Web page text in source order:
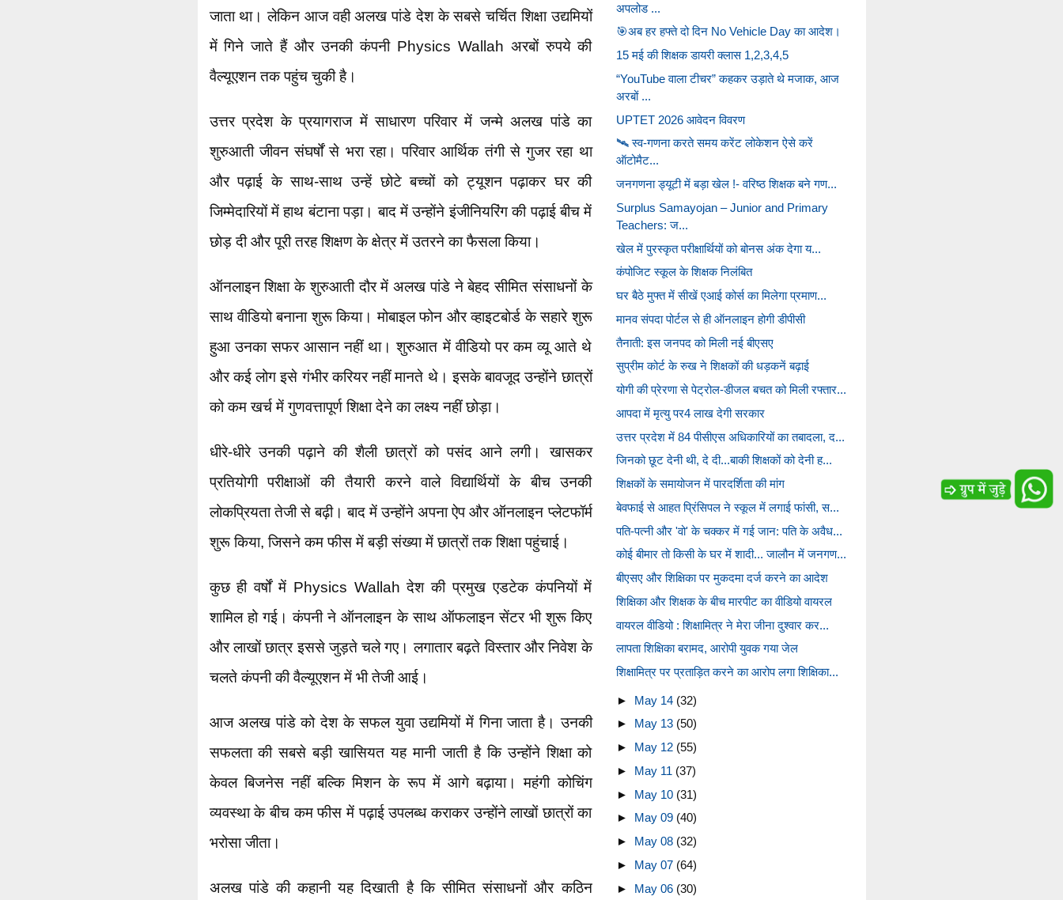
जाता था। लेकिन आज वही अलख पांडे देश के सबसे चर्चित शिक्षा उद्यमियों
में गिने जाते हैं और उनकी कंपनी Physics Wallah अरबों रुपये की
वैल्यूएशन तक पहुंच चुकी है।
उत्तर प्रदेश के प्रयागराज में साधारण परिवार में जन्मे अलख पांडे का
शुरुआती जीवन संघर्षों से भरा रहा। परिवार आर्थिक तंगी से गुजर रहा था
और पढ़ाई के साथ-साथ उन्हें छोटे बच्चों को ट्यूशन पढ़ाकर घर की
जिम्मेदारियों में हाथ बंटाना पड़ा। बाद में उन्होंने इंजीनियरिंग की पढ़ाई बीच में
छोड़ दी और पूरी तरह शिक्षण के क्षेत्र में उतरने का फैसला किया।
ऑनलाइन शिक्षा के शुरुआती दौर में अलख पांडे ने बेहद सीमित संसाधनों के
साथ वीडियो बनाना शुरू किया। मोबाइल फोन और व्हाइटबोर्ड के सहारे शुरू
हुआ उनका सफर आसान नहीं था। शुरुआत में वीडियो पर कम व्यू आते थे
और कई लोग इसे गंभीर करियर नहीं मानते थे। इसके बावजूद उन्होंने छात्रों
को कम खर्च में गुणवत्तापूर्ण शिक्षा देने का लक्ष्य नहीं छोड़ा।
धीरे-धीरे उनकी पढ़ाने की शैली छात्रों को पसंद आने लगी। खासकर
प्रतियोगी परीक्षाओं की तैयारी करने वाले विद्यार्थियों के बीच उनकी
लोकप्रियता तेजी से बढ़ी। बाद में उन्होंने अपना ऐप और ऑनलाइन प्लेटफॉर्म
शुरू किया, जिसने कम फीस में बड़ी संख्या में छात्रों तक शिक्षा पहुंचाई।
कुछ ही वर्षों में Physics Wallah देश की प्रमुख एडटेक कंपनियों में
शामिल हो गई। कंपनी ने ऑनलाइन के साथ ऑफलाइन सेंटर भी शुरू किए
और लाखों छात्र इससे जुड़ते चले गए। लगातार बढ़ते विस्तार और निवेश के
चलते कंपनी की वैल्यूएशन में भी तेजी आई।
आज अलख पांडे को देश के सफल युवा उद्यमियों में गिना जाता है। उनकी
सफलता की सबसे बड़ी खासियत यह मानी जाती है कि उन्होंने शिक्षा को
केवल बिजनेस नहीं बल्कि मिशन के रूप में आगे बढ़ाया। महंगी कोचिंग
व्यवस्था के बीच कम फीस में पढ़ाई उपलब्ध कराकर उन्होंने लाखों छात्रों का
भरोसा जीता।
अलख पांडे की कहानी यह दिखाती है कि सीमित संसाधनों और कठिन
अपलोड ...
🎯अब हर हफ्ते दो दिन No Vehicle Day का आदेश।
15 मई की शिक्षक डायरी क्लास 1,2,3,4,5
“YouTube वाला टीचर” कहकर उड़ाते थे मजाक, आज
अरबों ...
UPTET 2026 आवेदन विवरण
🛰️ स्व-गणना करते समय करेंट लोकेशन ऐसे करें
ऑटोमैट...
जनगणना ड्यूटी में बड़ा खेल !- वरिष्ठ शिक्षक बने गण...
Surplus Samayojan – Junior and Primary
Teachers: ज...
खेल में पुरस्कृत परीक्षार्थियों को बोनस अंक देगा य...
कंपोजिट स्कूल के शिक्षक निलंबित
घर बैठे मुफ्त में सीखें एआई कोर्स का मिलेगा प्रमाण...
मानव संपदा पोर्टल से ही ऑनलाइन होगी डीपीसी
तैनाती: इस जनपद को मिली नई बीएसए
सुप्रीम कोर्ट के रुख ने शिक्षकों की धड़कनें बढ़ाई
योगी की प्रेरणा से पेट्रोल-डीजल बचत को मिली रफ्तार...
आपदा में मृत्यु पर4 लाख देगी सरकार
उत्तर प्रदेश में 84 पीसीएस अधिकारियों का तबादला, द...
जिनको छूट देनी थी, दे दी...बाकी शिक्षकों को देनी ह...
शिक्षकों के समायोजन में पारदर्शिता की मांग
बेवफाई से आहत प्रिंसिपल ने स्कूल में लगाई फांसी, स...
पति-पत्नी और 'वो' के चक्कर में गई जान: पति के अवैध...
कोई बीमार तो किसी के घर में शादी... जालौन में जनगण...
बीएसए और शिक्षिका पर मुकदमा दर्ज करने का आदेश
शिक्षिका और शिक्षक के बीच मारपीट का वीडियो वायरल
वायरल वीडियो : शिक्षामित्र ने मेरा जीना दुश्वार कर...
लापता शिक्षिका बरामद, आरोपी युवक गया जेल
शिक्षामित्र पर प्रताड़ित करने का आरोप लगा शिक्षिका...
► May 14 (32)
► May 13 (50)
► May 12 (55)
► May 11 (37)
► May 10 (31)
► May 09 (40)
► May 08 (32)
► May 07 (64)
► May 06 (30)